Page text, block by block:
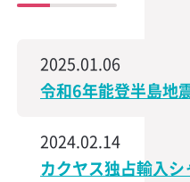
2025.01.06
2024.02.14